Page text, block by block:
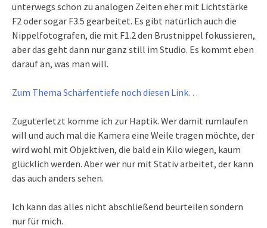
unterwegs schon zu analogen Zeiten eher mit Lichtstärke
F2 oder sogar F3.5 gearbeitet. Es gibt natürlich auch die
Nippelfotografen, die mit F1.2 den Brustnippel fokussieren,
aber das geht dann nur ganz still im Studio. Es kommt eben
darauf an, was man will.
Zum Thema Schärfentiefe noch diesen Link…
Zuguterletzt komme ich zur Haptik. Wer damit rumlaufen
will und auch mal die Kamera eine Weile tragen möchte, der
wird wohl mit Objektiven, die bald ein Kilo wiegen, kaum
glücklich werden. Aber wer nur mit Stativ arbeitet, der kann
das auch anders sehen.
Ich kann das alles nicht abschließend beurteilen sondern
nur für mich.